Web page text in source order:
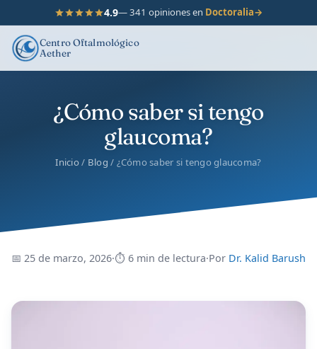
4.9— 341 opiniones en Doctoralia→
Centro Oftalmológico
Aether
¿Cómo saber si tengo
glaucoma?
Inicio/ Blog / ¿Cómo saber si tengo glaucoma?
📅 25 de marzo, 2026·⏱ 6 min de lectura·Por Dr. Kalid Barush